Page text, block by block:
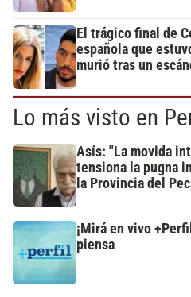
El trágico final de
española que
murió tras un
Lo más visto en
Asís: "La movida
tensiona la pugna
la Provincia del
¡Mirá en vivo
piensa